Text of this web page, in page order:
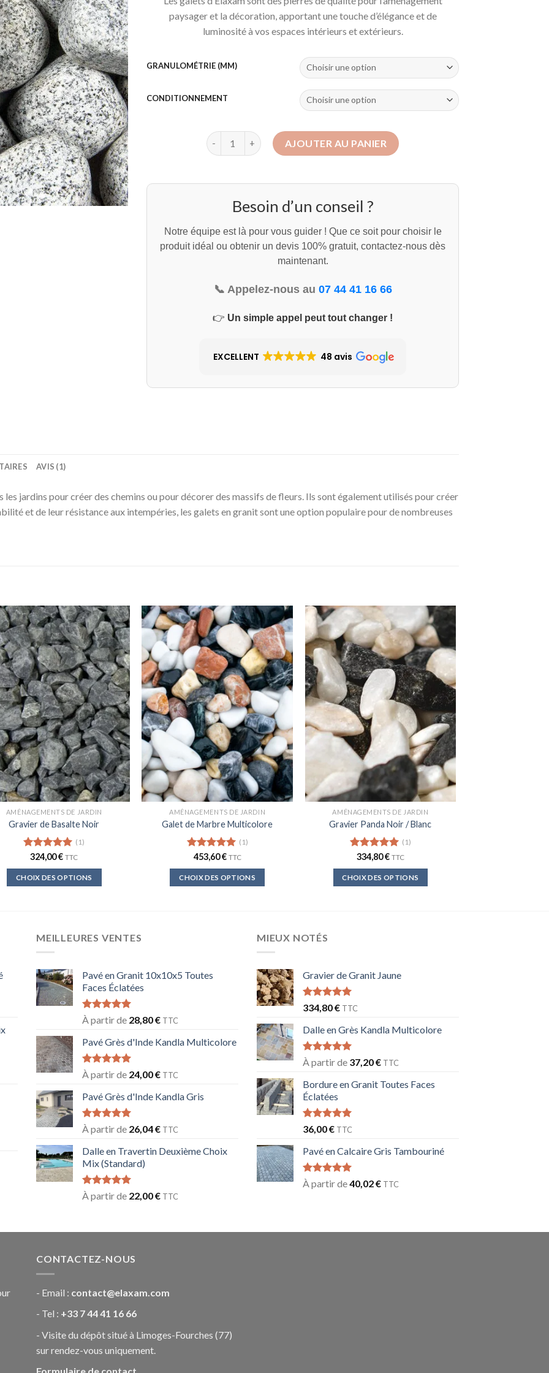
paysager et la décoration, apportant une touche d’élégance et de
luminosité à vos espaces intérieurs et extérieurs.
GRANULOMÉTRIE (MM)
CONDITIONNEMENT
quantité de Galet Granit GrisAJOUTER AU PANIER
Besoin d’un conseil ?
Notre équipe est là pour vous guider ! Que ce soit pour choisir le
produit idéal ou obtenir un devis 100% gratuit, contactez-nous dès
maintenant.
📞 Appelez-nous au 07 44 41 16 66
👉 Un simple appel peut tout changer !
EXCELLENT 48 avis
AVIS (1)
les jardins pour créer des chemins ou pour décorer des massifs de fleurs. Ils sont également utilisés pour créer
et de leur résistance aux intempéries, les galets en granit sont une option populaire pour de nombreuses
AMÉNAGEMENTS DE JARDIN
Gravier de Basalte Noir
Note5.00
sur 5
(1)
324,00€ TTC
CHOIX DES OPTIONS
plusieurs
variations.
options
peuvent
être
choisies
sur
la
page
du
produit
AMÉNAGEMENTS DE JARDIN
Galet de Marbre Multicolore
Note5.00
sur 5
(1)
453,60€ TTC
CHOIX DES OPTIONS
variations.
la
AMÉNAGEMENTS DE JARDIN
Gravier Panda Noir / Blanc
Note5.00
sur 5
(1)
334,80€ TTC
CHOIX DES OPTIONS
options
sur
page
produit
MEILLEURES VENTES
Pavé en Granit 10x10x5 Toutes
Faces Éclatées
Note5.00
sur 5
À partir de 28,80€ TTC
Pavé Grès d'Inde Kandla Multicolore
Note5.00
sur 5
À partir de 24,00€ TTC
Pavé Grès d'Inde Kandla Gris
Note5.00
sur 5
À partir de 26,04€ TTC
Dalle en Travertin Deuxième Choix
Mix (Standard)
Note5.00
sur 5
À partir de 22,00€ TTC
MIEUX NOTÉS
Gravier de Granit Jaune
Note5.00
sur 5
334,80€ TTC
Dalle en Grès Kandla Multicolore
Note5.00
sur 5
À partir de 37,20€ TTC
Bordure en Granit Toutes Faces
Éclatées
Note5.00
sur 5
36,00€ TTC
Pavé en Calcaire Gris Tambouriné
Note5.00
sur 5
À partir de40,02€ TTC
CONTACTEZ-NOUS
- Email : contact@elaxam.com
- Tel : +33 7 44 41 16 66
- Visite du dépôt situé à Limoges-Fourches (77)
sur rendez-vous uniquement.